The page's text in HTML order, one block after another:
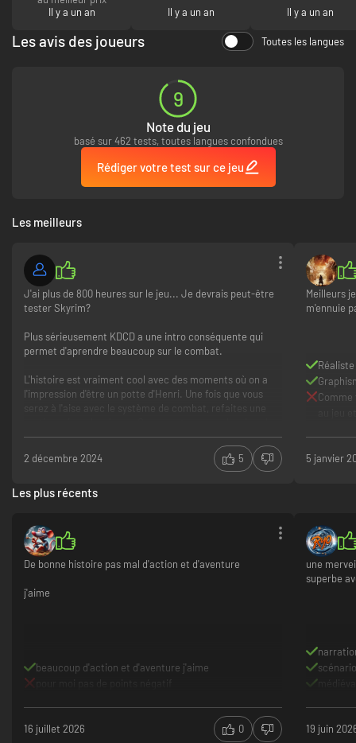
the lot we shall have to bear. But it is often those of whom we least
expect it who encounter an extraordinary destiny...
Il y a un an
Il y a un an Il y a un an
Les avis des joueurs Toutes les langues
9
Note du jeu
basé sur 462 tests, toutes langues confondues
Rédiger votre test sur ce jeu
Les meilleurs
J'ai plus de 800 heures sur le jeu... Je devrais peut-être
tester Skyrim?
Plus sérieusement KDCD a une intro conséquente qui
permet d'aprendre beaucoup sur le combat.
L'histoire est vraiment cool avec des moments où on a
l'impression d'être un potte d'Henri. Une fois que vous
serez à l'aise avec le système de combat, refaites une
jeu.
Ah et si vous êtes nul à l'arc comme moi, collez un truc
Système de combat poussé
Histoire
Comment les développeurs nourissent leurs enfants
avec un prix pareil?
2 décembre 2024 5
Meilleurs
m'ennuie
Réaliste
5 janvier
Les plus récents
De bonne histoire pas mal d'action et d'aventure
j'aime
beaucoup d'action et d'aventure j'aime
16 juillet 2026 0
une
superbe
19 juin